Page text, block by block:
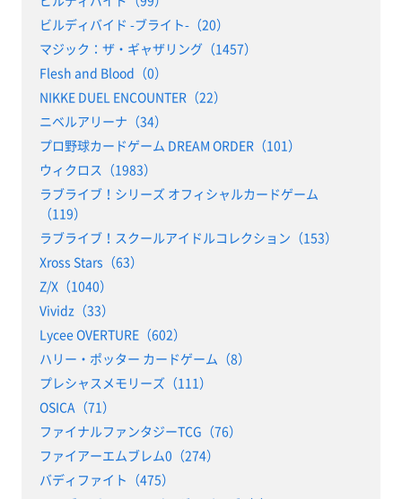
ビルディバイド -ブライト-（20）
マジック：ザ・ギャザリング（1457）
Flesh and Blood（0）
NIKKE DUEL ENCOUNTER（22）
ニベルアリーナ（34）
プロ野球カードゲーム DREAM ORDER（101）
ウィクロス（1983）
ラブライブ！シリーズ オフィシャルカードゲーム
（119）
ラブライブ！スクールアイドルコレクション（153）
Xross Stars（63）
Z/X（1040）
Vividz（33）
Lycee OVERTURE（602）
ハリー・ポッター カードゲーム（8）
プレシャスメモリーズ（111）
OSICA（71）
ファイナルファンタジーTCG（76）
ファイアーエムブレム0（274）
バディファイト（475）